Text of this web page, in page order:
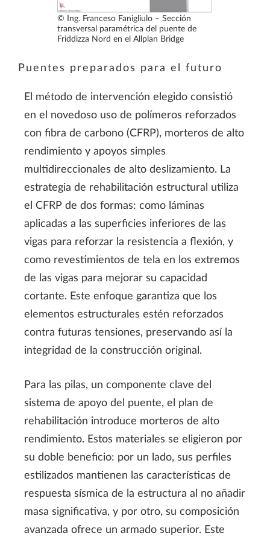
© Ing. Franceso Fanigliulo – Sección
transversal paramétrica del puente de
Friddizza Nord en el Allplan Bridge
Puentes preparados para el futuro
El método de intervención elegido consistió
en el novedoso uso de polímeros reforzados
con fibra de carbono (CFRP), morteros de alto
rendimiento y apoyos simples
multidireccionales de alto deslizamiento. La
estrategia de rehabilitación estructural utiliza
el CFRP de dos formas: como láminas
aplicadas a las superficies inferiores de las
vigas para reforzar la resistencia a flexión, y
como revestimientos de tela en los extremos
de las vigas para mejorar su capacidad
cortante. Este enfoque garantiza que los
elementos estructurales estén reforzados
contra futuras tensiones, preservando así la
integridad de la construcción original.
Para las pilas, un componente clave del
sistema de apoyo del puente, el plan de
rehabilitación introduce morteros de alto
rendimiento. Estos materiales se eligieron por
su doble beneficio: por un lado, sus perfiles
estilizados mantienen las características de
respuesta sísmica de la estructura al no añadir
masa significativa, y por otro, su composición
avanzada ofrece un armado superior. Este